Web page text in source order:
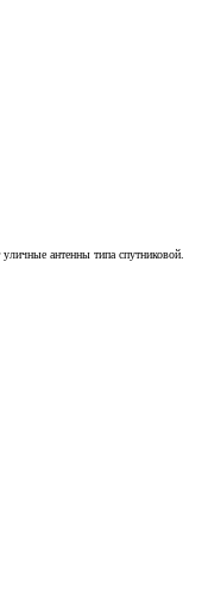
антенны типа спутниковой.